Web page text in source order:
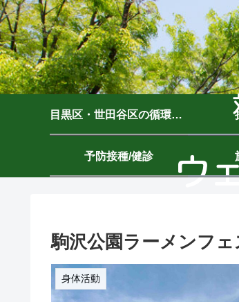
目黒区・世田谷区の循環器内科｜ウェルビーイングクリニック駒沢公園｜駒沢大学駅7分
予防接種/健診
駒沢公園ラーメンフ
身体活動